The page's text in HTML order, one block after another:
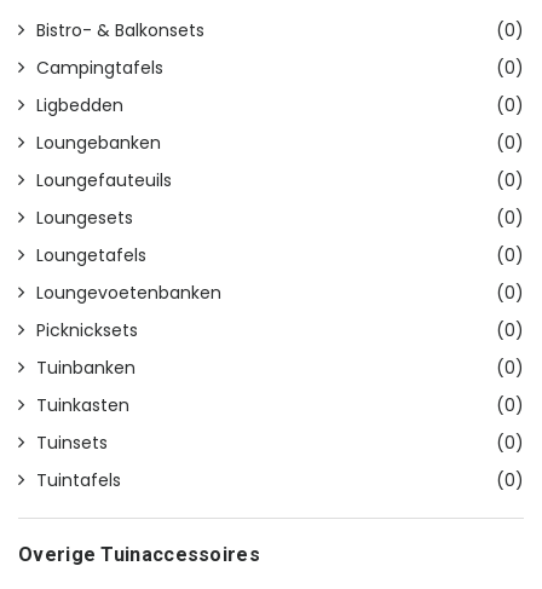
Bistro- & Balkonsets
(0)
Campingtafels
(0)
Ligbedden
(0)
Loungebanken
(0)
Loungefauteuils
(0)
Loungesets
(0)
Loungetafels
(0)
Loungevoetenbanken
(0)
Picknicksets
(0)
Tuinbanken
(0)
Tuinkasten
(0)
Tuinsets
(0)
Tuintafels
(0)
Overige Tuinaccessoires